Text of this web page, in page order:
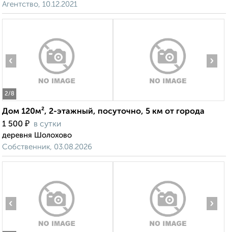
Агентство, 10.12.2021
2/8
‹ ›
Дом 120м², 2-этажный, посуточно, 5 км от города
1 500 ₽ в сутки
деревня Шолохово
Собственник, 03.08.2026
‹ ›